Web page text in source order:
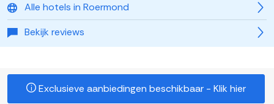
Alle hotels in Roermond
Bekijk reviews
Exclusieve aanbiedingen beschikbaar - Klik hier